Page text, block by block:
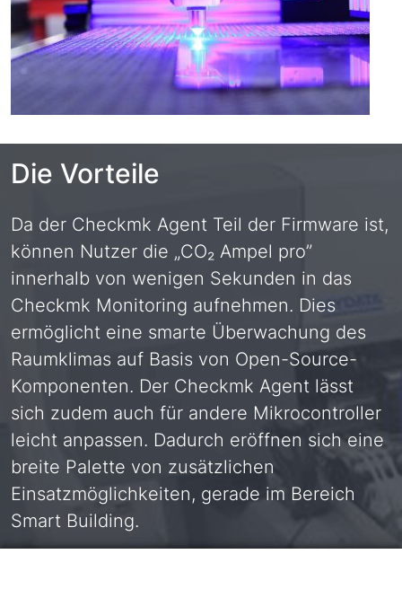
Die Vorteile
Da der Checkmk Agent Teil der Firmware ist,
können Nutzer die „CO₂ Ampel pro”
innerhalb von wenigen Sekunden in das
Checkmk Monitoring aufnehmen. Dies
ermöglicht eine smarte Überwachung des
Raumklimas auf Basis von Open-Source-
Komponenten. Der Checkmk Agent lässt
sich zudem auch für andere Mikrocontroller
leicht anpassen. Dadurch eröffnen sich eine
breite Palette von zusätzlichen
Einsatzmöglichkeiten, gerade im Bereich
Smart Building.